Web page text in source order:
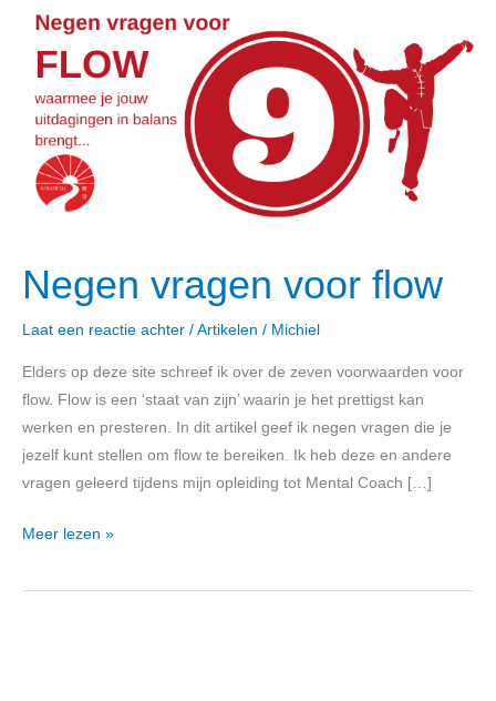
Negen vragen voor flow
Laat een reactie achter / Artikelen / Michiel
Elders op deze site schreef ik over de zeven voorwaarden voor
flow. Flow is een ‘staat van zijn’ waarin je het prettigst kan
werken en presteren. In dit artikel geef ik negen vragen die je
jezelf kunt stellen om flow te bereiken. Ik heb deze en andere
vragen geleerd tijdens mijn opleiding tot Mental Coach […]
vragen
voor
flow
Meer lezen »